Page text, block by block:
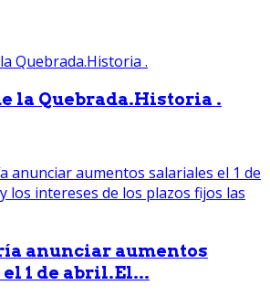
la Quebrada.Historia .
anunciar aumentos
1 de abril.El...